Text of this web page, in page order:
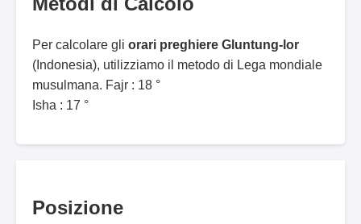
Per calcolare gli orari preghiere Gluntung-lor
(Indonesia), utilizziamo il metodo di Lega mondiale
musulmana. Fajr : 18 °
Isha : 17 °
Posizione